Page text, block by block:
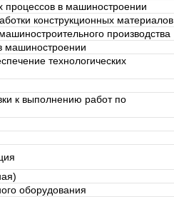
процессов в машиностроении
конструкционных материалов
производства
машиностроении
технологических
к выполнению работ по
оборудования